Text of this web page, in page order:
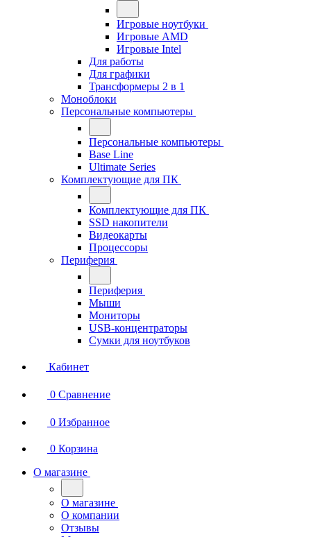
Игровые ноутбуки
Игровые AMD
Игровые Intel
Для работы
Для графики
Трансформеры 2 в 1
Моноблоки
Персональные компьютеры
Персональные компьютеры
Base Line
Ultimate Series
Комплектующие для ПК
Комплектующие для ПК
SSD накопители
Видеокарты
Процессоры
Периферия
Периферия
Мыши
Мониторы
USB-концентраторы
Сумки для ноутбуков
Кабинет
0 Сравнение
0 Избранное
0 Корзина
О магазине
О магазине
О компании
Отзывы